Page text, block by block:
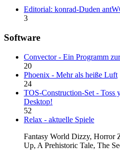
Editorial: konrad-Duden
3
Software
Convector - Ein Programm
20
Phoenix - Mehr als heiße Luft
24
TOS-Construction-Set - Toss
Desktop!
52
Relax - aktuelle Spiele
Fantasy World Dizzy, Horror
Up, A Prehistoric Tale, The